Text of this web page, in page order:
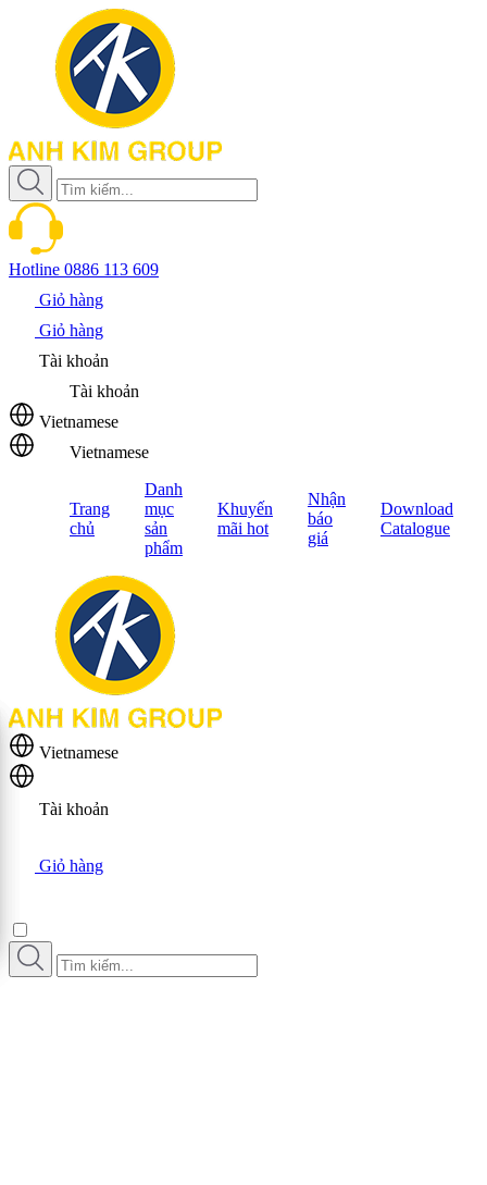
Hotline 0886 113 609
Giỏ hàng
Giỏ hàng
Tài khoản
Tài khoản
Vietnamese
Vietnamese
Trang
chủ
Danh
mục
sản
phẩm
Khuyến
mãi hot
Nhận
báo
giá
Download
Catalogue
Vietnamese
Tài khoản
Giỏ hàng